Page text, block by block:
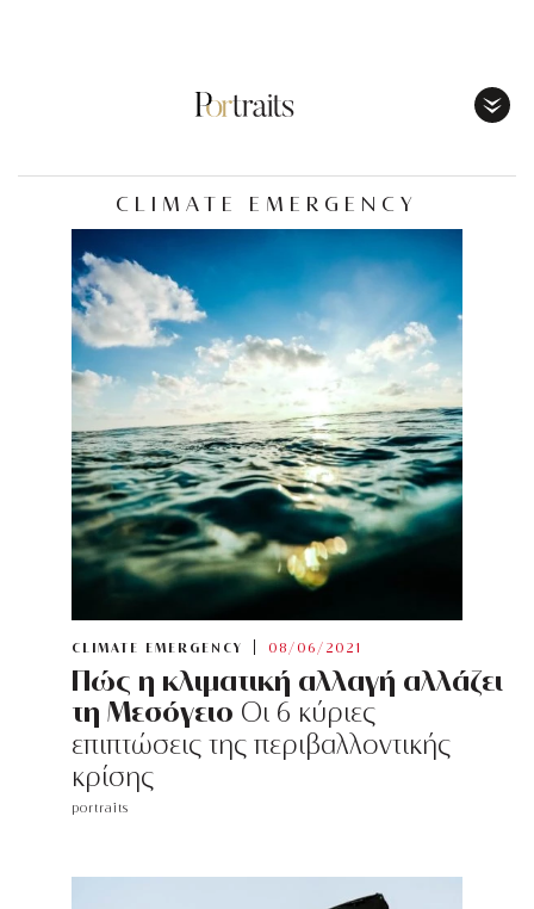
CLIMATE EMERGENCY
CLIMATE EMERGENCY 08/06/2021
Πώς η κλιματική αλλαγή αλλάζει
τη Μεσόγειο Οι 6 κύριες
επιπτώσεις της περιβαλλοντικής
κρίσης
portraits